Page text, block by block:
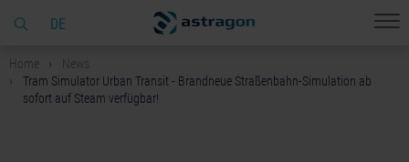
DE
Home
News
Tram Simulator Urban Transit - Brandneue Straßenbahn-Simulation ab
sofort auf Steam verfügbar!